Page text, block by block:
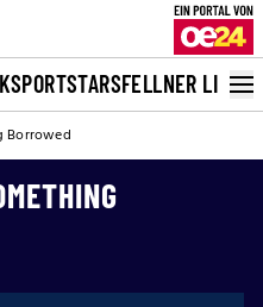
SPORTSTARSFELLNER LIVE
Borrowed